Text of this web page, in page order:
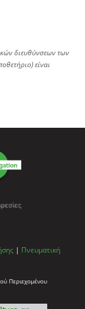
διευθύνσεων των
είναι
| Πνευματική
Περιεχομένου